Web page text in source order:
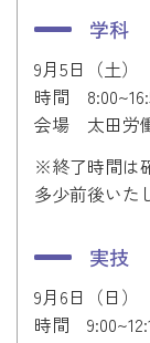
学科
9月5日（土）
時間
会場
太田労
※終了時間は
多少前後いた
実技
9月6日（日）
時間